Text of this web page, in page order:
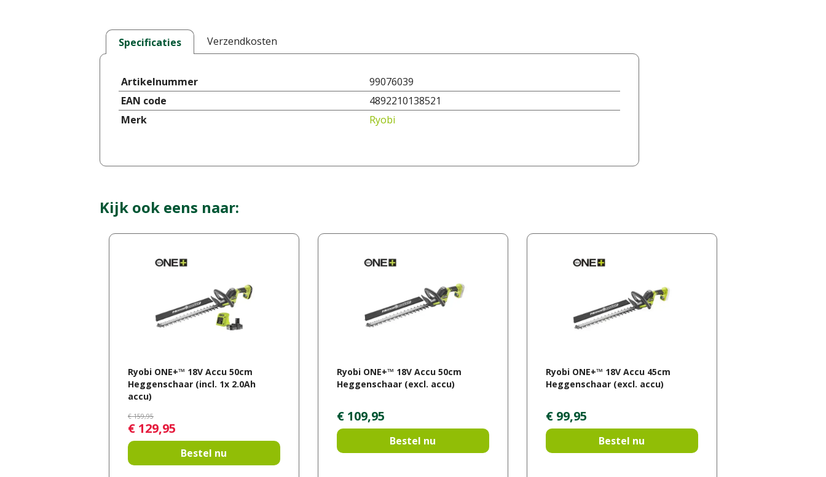
Specificaties Verzendkosten
Artikelnummer
99076039
EAN code
4892210138521
Merk
Ryobi
Kijk ook eens naar:
Ryobi ONE+™ 18V Accu 50cm
Heggenschaar (incl. 1x 2.0Ah
accu)
€ 159,95
€ 129,95
Bestel nu
Ryobi ONE+™ 18V Accu 50cm
Heggenschaar (excl. accu)
€ 109,95
Bestel nu
Ryobi ONE+™ 18V Accu 45cm
Heggenschaar (excl. accu)
€ 99,95
Bestel nu